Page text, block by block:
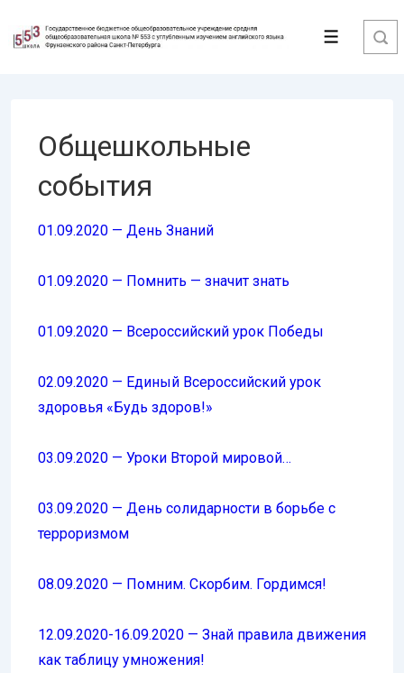
Перейти
Меню
Общешкольные
события
01.09.2020 — День Знаний
01.09.2020 — Помнить — значит знать
01.09.2020 — Всероссийский урок Победы
02.09.2020 — Единый Всероссийский урок
здоровья «Будь здоров!»
03.09.2020 — Уроки Второй мировой…
03.09.2020 — День солидарности в борьбе с
терроризмом
08.09.2020 — Помним. Скорбим. Гордимся!
12.09.2020-16.09.2020 — Знай правила движения
как таблицу умножения!